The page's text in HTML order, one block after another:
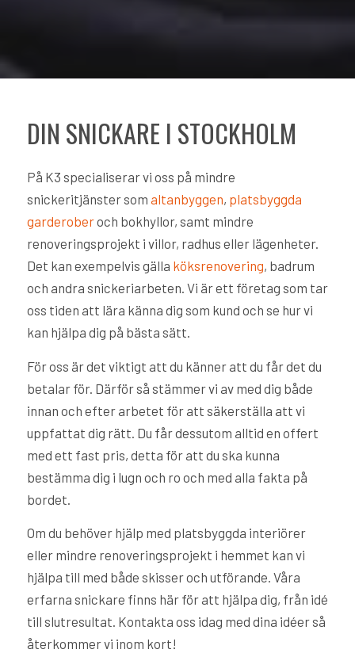
DIN SNICKARE I STOCKHOLM
På K3 specialiserar vi oss på mindre
snickeritjänster som altanbyggen, platsbyggda
garderoberoch bokhyllor, samt mindre
renoveringsprojekt i villor, radhus eller lägenheter.
Det kan exempelvis gälla köksrenovering, badrum
och andra snickeriarbeten. Vi är ett företag som tar
oss tiden att lära känna dig som kund och se hur vi
kan hjälpa dig på bästa sätt.
För oss är det viktigt att du känner att du får det du
betalar för. Därför så stämmer vi av med dig både
innan och efter arbetet för att säkerställa att vi
uppfattat dig rätt. Du får dessutom alltid en offert
med ett fast pris, detta för att du ska kunna
bestämma dig i lugn och ro och med alla fakta på
bordet.
Om du behöver hjälp med platsbyggda interiörer
eller mindre renoveringsprojekt i hemmet kan vi
hjälpa till med både skisser och utförande. Våra
erfarna snickare finns här för att hjälpa dig, från idé
till slutresultat. Kontakta oss idag med dina idéer så
återkommer vi inom kort!